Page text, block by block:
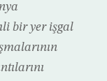
bir yer işgal